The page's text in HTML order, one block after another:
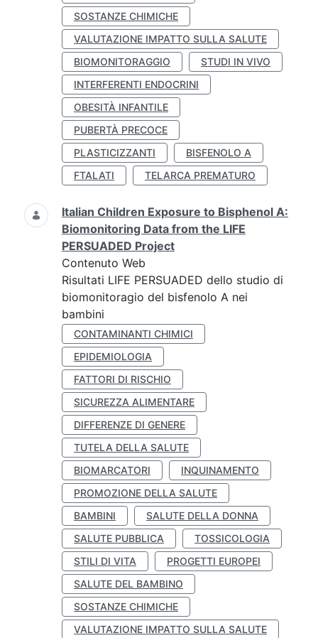
SOSTANZE CHIMICHE
VALUTAZIONE IMPATTO SULLA SALUTE
BIOMONITORAGGIO
STUDI IN VIVO
INTERFERENTI ENDOCRINI
OBESITÀ INFANTILE
PUBERTÀ PRECOCE
PLASTICIZZANTI
BISFENOLO A
FTALATI
TELARCA PREMATURO
Italian Children Exposure to Bisphenol A:
Biomonitoring Data from the LIFE
PERSUADED Project
Contenuto Web
Risultati LIFE PERSUADED dello studio di
biomonitoragio del bisfenolo A nei
bambini
CONTAMINANTI CHIMICI
EPIDEMIOLOGIA
FATTORI DI RISCHIO
SICUREZZA ALIMENTARE
DIFFERENZE DI GENERE
TUTELA DELLA SALUTE
BIOMARCATORI
INQUINAMENTO
PROMOZIONE DELLA SALUTE
BAMBINI
SALUTE DELLA DONNA
SALUTE PUBBLICA
TOSSICOLOGIA
STILI DI VITA
PROGETTI EUROPEI
SALUTE DEL BAMBINO
SOSTANZE CHIMICHE
VALUTAZIONE IMPATTO SULLA SALUTE